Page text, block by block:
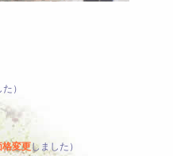
）
格変更しました）